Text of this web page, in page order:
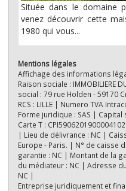
Située dans le domaine
venez découvrir cette
1980 qui vous...
Mentions légales
Affichage des informations
Raison sociale : IMMOBILIERE
social : 79 rue Holden - 59170
RCS : LILLE | Numero TVA
Forme juridique : SAS | Capital
Carte T :
| Lieu de délivrance : NC |
Europe - Paris. | N° de caisse
garantie : NC | Montant de la
du médiateur : NC | Adresse
NC |
Entreprise juridiquement et